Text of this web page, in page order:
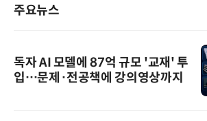
주요뉴스
독자 AI 모델에 87억 규모 '교재' 투
입…문제·전공책에 강의영상까지